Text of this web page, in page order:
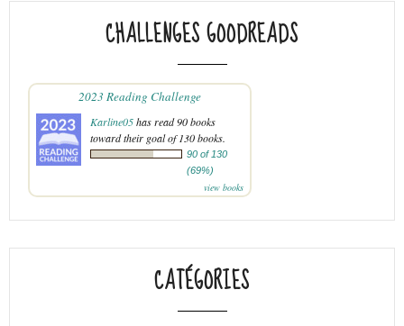
CHALLENGES GOODREADS
2023 Reading Challenge
Karline05has read 90 books
toward their goal of 130 books.
90 of 130
(69%)
view books
CATÉGORIES